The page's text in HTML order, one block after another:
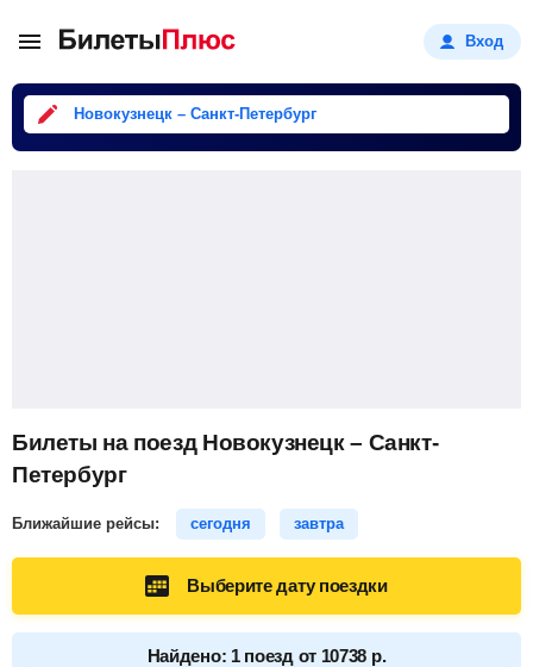
Вход
Новокузнецк – Санкт-Петербург
Билеты на поезд Новокузнецк – Санкт-
Петербург
Ближайшие рейсы: сегодня завтра
Выберите дату поездки
Найдено: 1 поезд от 10738 р.